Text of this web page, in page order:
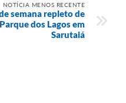
NOTÍCIA MENOS RECENTE
semana repleto de
dos Lagos em
Sarutaiá